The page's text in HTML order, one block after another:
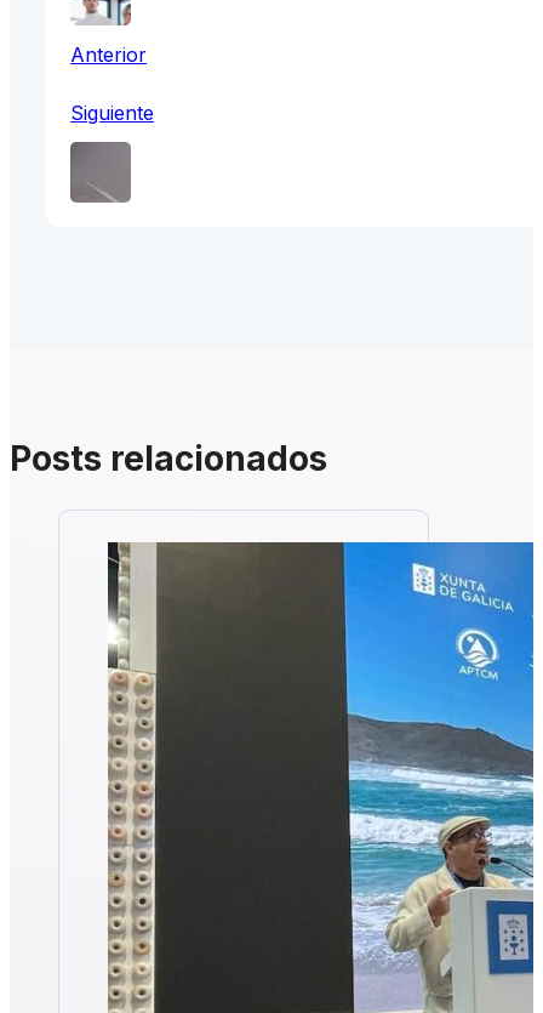
Anterior
Siguiente
Posts relacionados